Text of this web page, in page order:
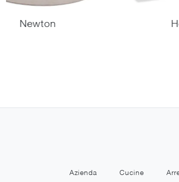
Newton
Azienda Cucine